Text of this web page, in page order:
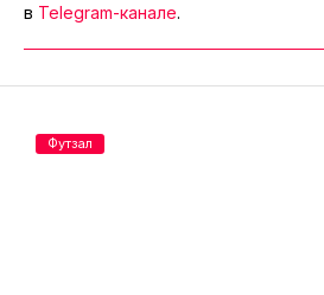
в Telegram-канале.
Футзал